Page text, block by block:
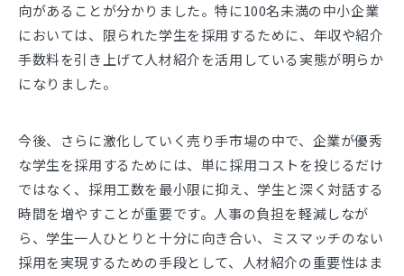
向があることが分かりました。特に100名未満の中小企業
においては、限られた学生を採用するために、年収や紹介
手数料を引き上げて人材紹介を活用している実態が明らか
になりました。
今後、さらに激化していく売り手市場の中で、企業が優秀
な学生を採用するためには、単に採用コストを投じるだけ
ではなく、採用工数を最小限に抑え、学生と深く対話する
時間を増やすことが重要です。人事の負担を軽減しなが
ら、学生一人ひとりと十分に向き合い、ミスマッチのない
採用を実現するための手段として、人材紹介の重要性はま